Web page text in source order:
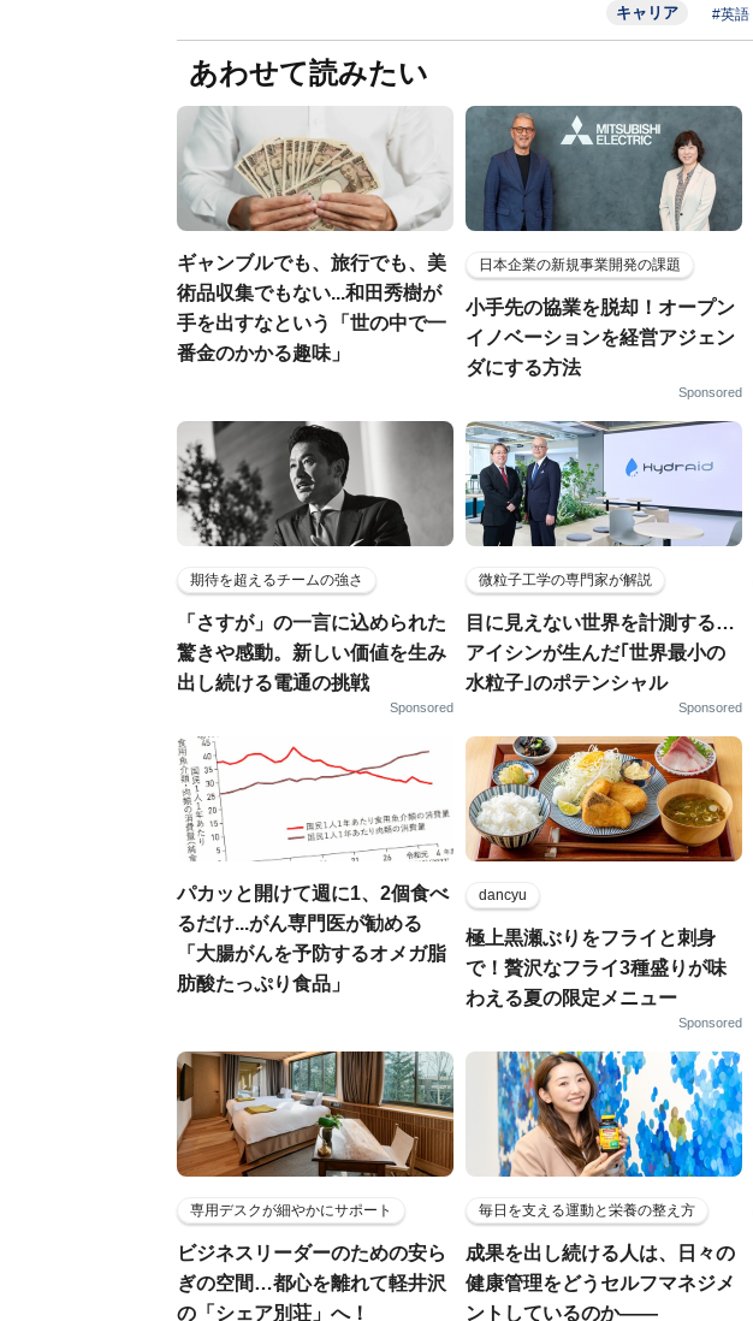
キャリア #英語
あわせて読みたい
ギャンブルでも、旅行でも、美
術品収集でもない...和田秀樹が
手を出すなという「世の中で一
番金のかかる趣味」
日本企業の新規事業開発の課題
小手先の協業を脱却！オープン
イノベーションを経営アジェン
ダにする方法
Sponsored
期待を超えるチームの強さ
「さすが」の一言に込められた
驚きや感動。新しい価値を生み
出し続ける電通の挑戦
Sponsored
微粒子工学の専門家が解説
目に見えない世界を計測する…
アイシンが生んだ｢世界最小の
水粒子｣のポテンシャル
Sponsored
パカッと開けて週に1、2個食べ
るだけ...がん専門医が勧める
「大腸がんを予防するオメガ脂
肪酸たっぷり食品」
dancyu
極上黒瀬ぶりをフライと刺身
で！贅沢なフライ3種盛りが味
わえる夏の限定メニュー
Sponsored
専用デスクが細やかにサポート
ビジネスリーダーのための安ら
ぎの空間…都心を離れて軽井沢
の「シェア別荘」へ！
毎日を支える運動と栄養の整え方
成果を出し続ける人は、日々の
健康管理をどうセルフマネジメ
ントしているのか——